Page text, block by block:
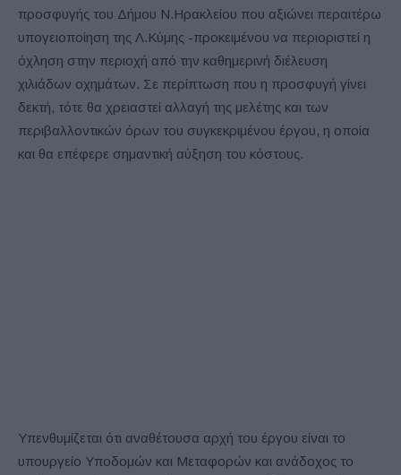
προσφυγής του Δήμου Ν.Ηρακλείου που αξιώνει περαιτέρω
υπογειοποίηση της Λ.Κύμης -προκειμένου να περιοριστεί η
όχληση στην περιοχή από την καθημερινή διέλευση
χιλιάδων οχημάτων. Σε περίπτωση που η προσφυγή γίνει
δεκτή, τότε θα χρειαστεί αλλαγή της μελέτης και των
περιβαλλοντικών όρων του συγκεκριμένου έργου, η οποία
και θα επέφερε σημαντική αύξηση του κόστους.
Υπενθυμίζεται ότι αναθέτουσα αρχή του έργου είναι το
υπουργείο Υποδομών και Μεταφορών και ανάδοχος το